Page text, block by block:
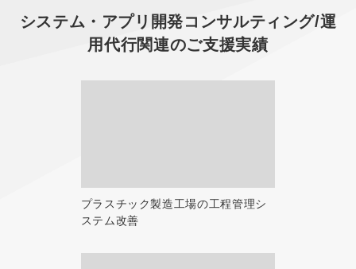
システム・アプリ開発コンサルティング/運
用代行関連のご支援実績
プラスチック製造工場の工程管理シ
ステム改善